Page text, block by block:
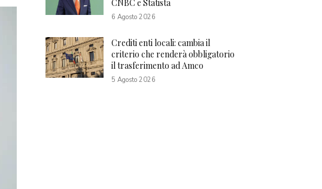
CNBC e Statista
6 Agosto 2026
Crediti enti locali: cambia il
criterio che renderà obbligatorio
il trasferimento ad Amco
5 Agosto 2026